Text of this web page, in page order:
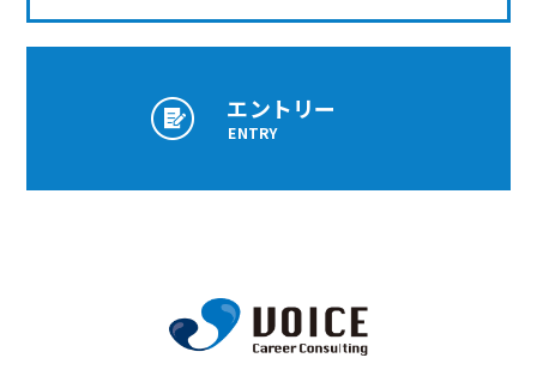
エントリー
ENTRY